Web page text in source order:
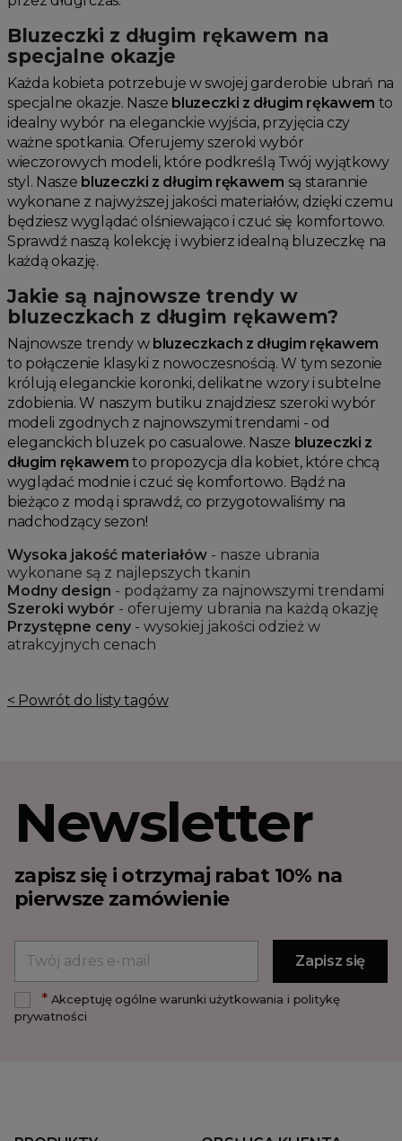
Bluzeczki z długim rękawem na
specjalne okazje
Każda kobieta potrzebuje w swojej garderobie ubrań na
specjalne okazje. Nasze bluzeczki z długim rękawem to
idealny wybór na eleganckie wyjścia, przyjęcia czy
ważne spotkania. Oferujemy szeroki wybór
wieczorowych modeli, które podkreślą Twój wyjątkowy
styl. Nasze bluzeczki z długim rękawem są starannie
wykonane z najwyższej jakości materiałów, dzięki czemu
będziesz wyglądać olśniewająco i czuć się komfortowo.
Sprawdź naszą kolekcję i wybierz idealną bluzeczkę na
każdą okazję.
Jakie są najnowsze trendy w
bluzeczkach z długim rękawem?
Najnowsze trendy w bluzeczkach z długim rękawem
to połączenie klasyki z nowoczesnością. W tym sezonie
królują eleganckie koronki, delikatne wzory i subtelne
zdobienia. W naszym butiku znajdziesz szeroki wybór
modeli zgodnych z najnowszymi trendami - od
eleganckich bluzek po casualowe. Nasze bluzeczki z
długim rękawem to propozycja dla kobiet, które chcą
wyglądać modnie i czuć się komfortowo. Bądź na
bieżąco z modą i sprawdź, co przygotowaliśmy na
nadchodzący sezon!
Wysoka jakość materiałów - nasze ubrania
wykonane są z najlepszych tkanin
Modny design - podążamy za najnowszymi trendami
Szeroki wybór - oferujemy ubrania na każdą okazję
Przystępne ceny - wysokiej jakości odzież w
atrakcyjnych cenach
< Powrót do listy tagów
Newsletter
zapisz się i otrzymaj rabat 10% na
pierwsze zamówienie
*Akceptuję ogólne warunki użytkowania i politykę
prywatności